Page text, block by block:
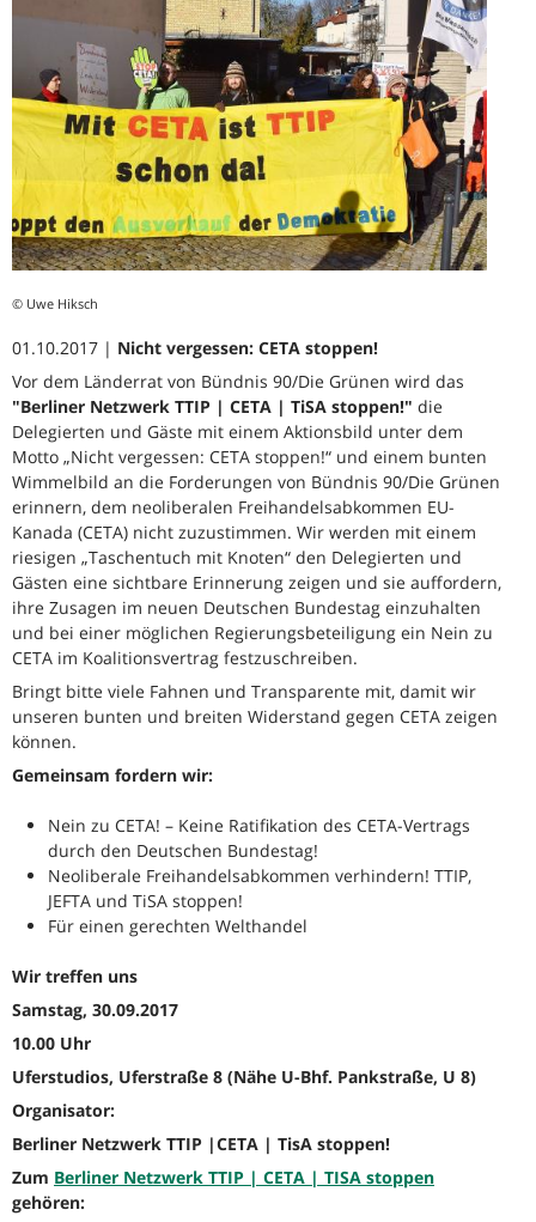
© Uwe Hiksch
01.10.2017 | Nicht vergessen: CETA stoppen!
Vor dem Länderrat von Bündnis 90/Die Grünen wird das
"Berliner Netzwerk TTIP | CETA | TiSA stoppen!" die
Delegierten und Gäste mit einem Aktionsbild unter dem
Motto „Nicht vergessen: CETA stoppen!“ und einem bunten
Wimmelbild an die Forderungen von Bündnis 90/Die Grünen
erinnern, dem neoliberalen Freihandelsabkommen EU-
Kanada (CETA) nicht zuzustimmen. Wir werden mit einem
riesigen „Taschentuch mit Knoten“ den Delegierten und
Gästen eine sichtbare Erinnerung zeigen und sie auffordern,
ihre Zusagen im neuen Deutschen Bundestag einzuhalten
und bei einer möglichen Regierungsbeteiligung ein Nein zu
CETA im Koalitionsvertrag festzuschreiben.
Bringt bitte viele Fahnen und Transparente mit, damit wir
unseren bunten und breiten Widerstand gegen CETA zeigen
können.
Gemeinsam fordern wir:
Nein zu CETA! – Keine Ratifikation des CETA-Vertrags
durch den Deutschen Bundestag!
Neoliberale Freihandelsabkommen verhindern! TTIP,
JEFTA und TiSA stoppen!
Für einen gerechten Welthandel
Wir treffen uns
Samstag, 30.09.2017
10.00 Uhr
Uferstudios, Uferstraße 8 (Nähe U-Bhf. Pankstraße, U 8)
Organisator:
Berliner Netzwerk TTIP |CETA | TisA stoppen!
Zum Berliner Netzwerk TTIP | CETA | TISA stoppen
gehören: